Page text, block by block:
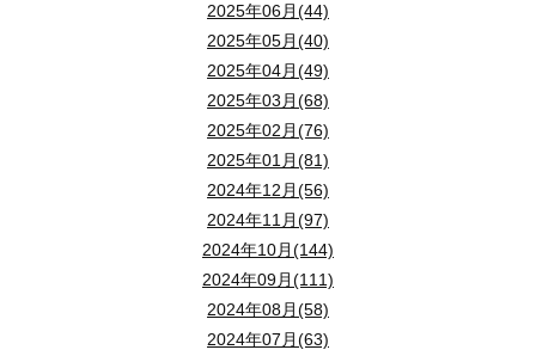
2025年06月(44)
2025年05月(40)
2025年04月(49)
2025年03月(68)
2025年02月(76)
2025年01月(81)
2024年12月(56)
2024年11月(97)
2024年10月(144)
2024年09月(111)
2024年08月(58)
2024年07月(63)